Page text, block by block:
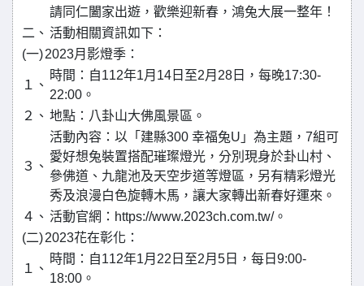
請同仁闔家出遊，歡樂迎新春，鴻兔大展一整年！
二、 活動相關資訊如下：
(一)2023月影燈季：
１、
時間：自112年1月14日至2月28日，每晚17:30-
22:00。
２、 地點：八卦山大佛風景區。
３、
活動內容：以「建縣300 幸福兔U」為主題，7組可
愛好想兔裝置搭配璀璨燈光，分別現身於卦山村、
參佛道、九龍池及天空步道等燈區，另有精彩燈光
秀及浪漫白色旋轉木馬，讓大家轉出新春好運來。
４、 活動官網：https://www.2023ch.com.tw/。
(二)2023花在彰化：
１、
時間：自112年1月22日至2月5日，每日9:00-
18:00。